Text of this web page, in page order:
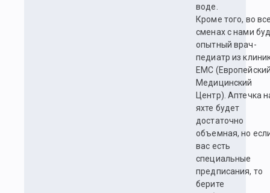
воде.
Кроме того, во
сменах с нами
опытный врач-
педиатр из
EMC
Медицинский
Центр). Аптечка
яхте будет
достаточно
объемная, но
вас есть
специальные
предписания, то
берите